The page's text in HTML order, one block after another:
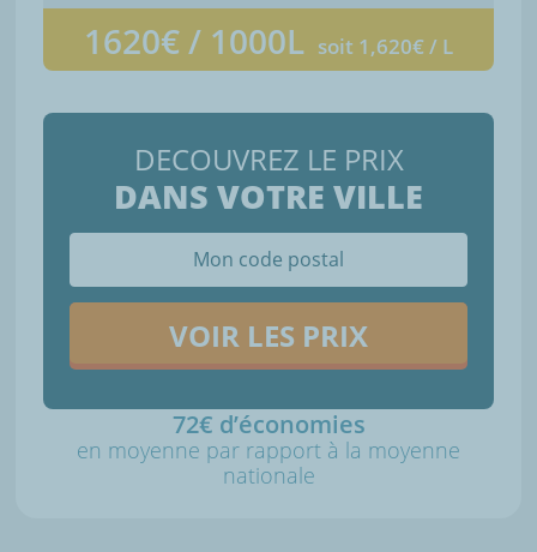
1620€ / 1000L soit 1,620€ / L
72€ d’économies
en moyenne par rapport à la moyenne
nationale
DECOUVREZ LE PRIX
DANS VOTRE VILLE
VOIR LES PRIX